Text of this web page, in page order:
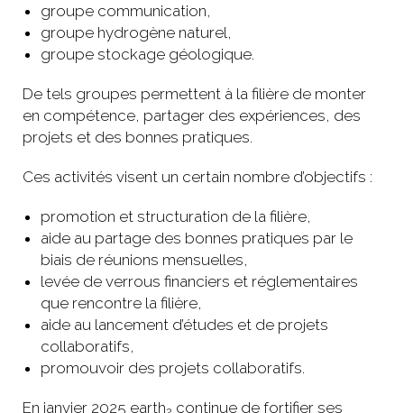
groupe communication,
groupe hydrogène naturel,
groupe stockage géologique.
De tels groupes permettent à la filière de monter
en compétence, partager des expériences, des
projets et des bonnes pratiques.
Ces activités visent un certain nombre d’objectifs :
promotion et structuration de la filière,
aide au partage des bonnes pratiques par le
biais de réunions mensuelles,
levée de verrous financiers et réglementaires
que rencontre la filière,
aide au lancement d’études et de projets
collaboratifs,
promouvoir des projets collaboratifs.
En janvier 2025 earth
continue de fortifier ses